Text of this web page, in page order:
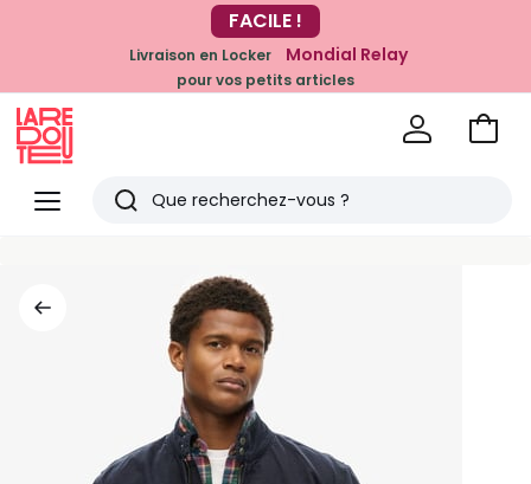
-20% dès 39€*
sur la mode
FACILE !
Livraison en Locker Mondial Relay
pour vos petits articles
Menu
Redoute
Rechercher
articles
Voir